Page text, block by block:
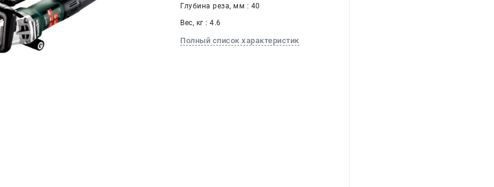
Глубина реза, мм : 40
Вес, кг : 4.6
Полный список характеристик